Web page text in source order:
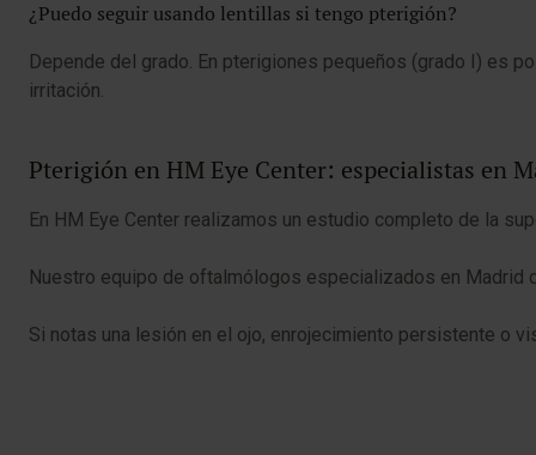
¿Puedo seguir usando lentillas si tengo pterigión?
Depende del grado. En pterigiones pequeños (grado I) es
irritación.
Pterigión en HM Eye Center: especialistas en
En HM Eye Center realizamos un estudio completo de la
Nuestro equipo de oftalmólogos especializados en Madrid
Si notas una lesión en el ojo, enrojecimiento persistente o